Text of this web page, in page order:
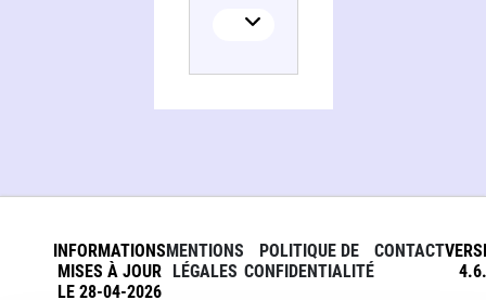
INFORMATIONS
MISES À JOUR
LE 28-04-2026
MENTIONS
LÉGALES
POLITIQUE DE
CONFIDENTIALITÉ
CONTACT